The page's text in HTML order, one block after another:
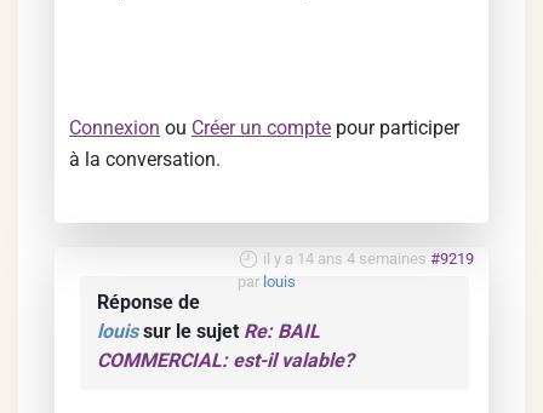
Connexion ou Créer un compte pour participer
à la conversation.
il y a 14 ans 4 semaines #9219
par louis
Réponse de
louissur le sujet Re: BAIL
COMMERCIAL: est-il valable?